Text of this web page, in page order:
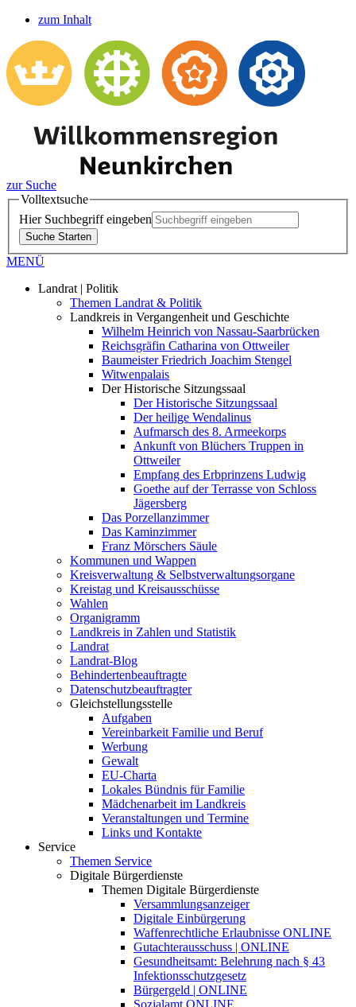
zum Inhalt
zur Suche
Volltextsuche
Hier Suchbegriff eingeben
Suche Starten
MENÜ
Landrat | Politik
Themen Landrat & Politik
Landkreis in Vergangenheit und Geschichte
Wilhelm Heinrich von Nassau-Saarbrücken
Reichsgräfin Catharina von Ottweiler
Baumeister Friedrich Joachim Stengel
Witwenpalais
Der Historische Sitzungssaal
Der Historische Sitzungssaal
Der heilige Wendalinus
Aufmarsch des 8. Armeekorps
Ankunft von Blüchers Truppen in
Ottweiler
Empfang des Erbprinzens Ludwig
Goethe auf der Terrasse von Schloss
Jägersberg
Das Porzellanzimmer
Das Kaminzimmer
Franz Mörschers Säule
Kommunen und Wappen
Kreisverwaltung & Selbstverwaltungsorgane
Kreistag und Kreisausschüsse
Wahlen
Organigramm
Landkreis in Zahlen und Statistik
Landrat
Landrat-Blog
Behindertenbeauftragte
Datenschutzbeauftragter
Gleichstellungsstelle
Aufgaben
Vereinbarkeit Familie und Beruf
Werbung
Gewalt
EU-Charta
Lokales Bündnis für Familie
Mädchenarbeit im Landkreis
Veranstaltungen und Termine
Links und Kontakte
Service
Themen Service
Digitale Bürgerdienste
Themen Digitale Bürgerdienste
Versammlungsanzeiger
Digitale Einbürgerung
Waffenrechtliche Erlaubnisse ONLINE
Gutachterausschuss | ONLINE
Gesundheitsamt: Belehrung nach § 43
Infektionsschutzgesetz
Bürgergeld | ONLINE
Sozialamt ONLINE